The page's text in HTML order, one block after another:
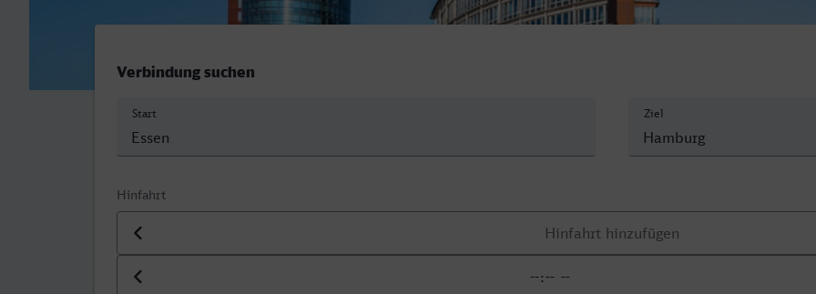
Verbindung suchen
Start Ziel
Hinfahrt
Datum der Hinfahrt
Uhrzeit der Hinfahrt